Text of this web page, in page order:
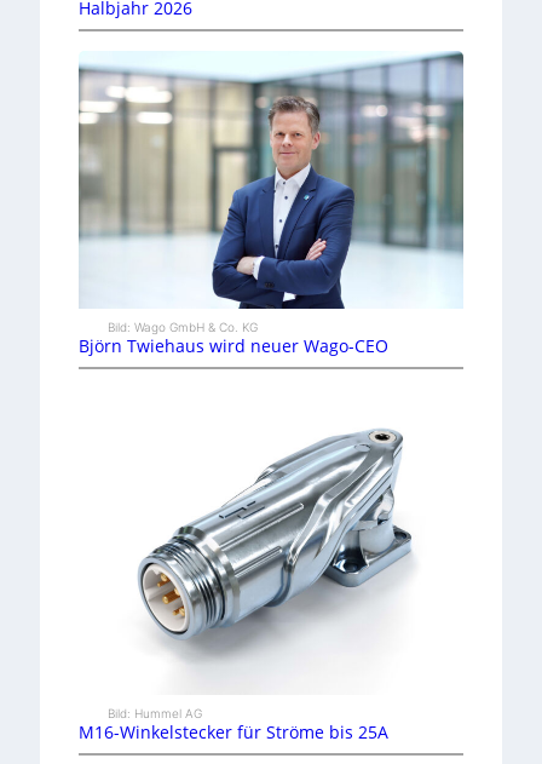
Halbjahr 2026
Bild: Wago GmbH & Co. KG
Björn Twiehaus wird neuer Wago-CEO
Bild: Hummel AG
M16-Winkelstecker für Ströme bis 25A